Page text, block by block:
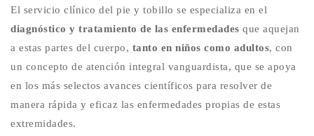
El servicio clínico del pie y tobillo se especializa en el
diagnóstico y tratamiento de las enfermedades que aquejan
a estas partes del cuerpo, tanto en niños como adultos, con
un concepto de atención integral vanguardista, que se apoya
en los más selectos avances científicos para resolver de
manera rápida y eficaz las enfermedades propias de estas
extremidades.